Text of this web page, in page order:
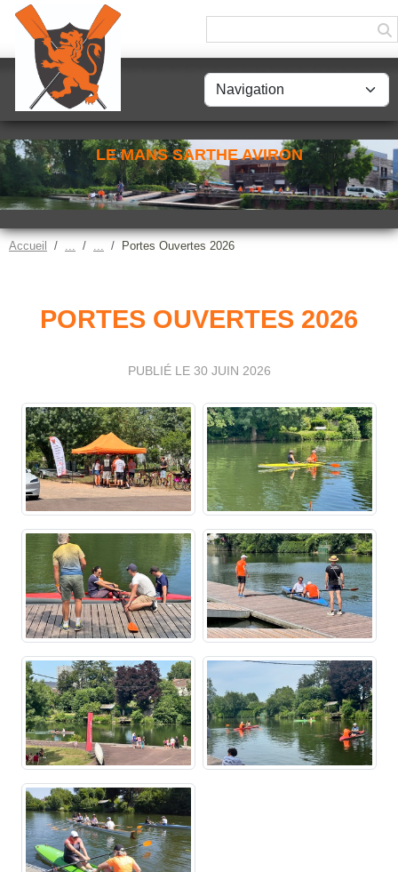
LE MANS SARTHE AVIRON
Accueil Portes Ouvertes 2026
PORTES OUVERTES 2026
PUBLIÉ LE 30 JUIN 2026
Panneau de gestion des cookies